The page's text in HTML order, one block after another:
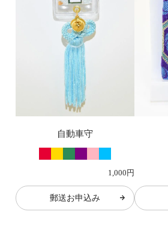
自動車守
1,000円
郵送お申込み